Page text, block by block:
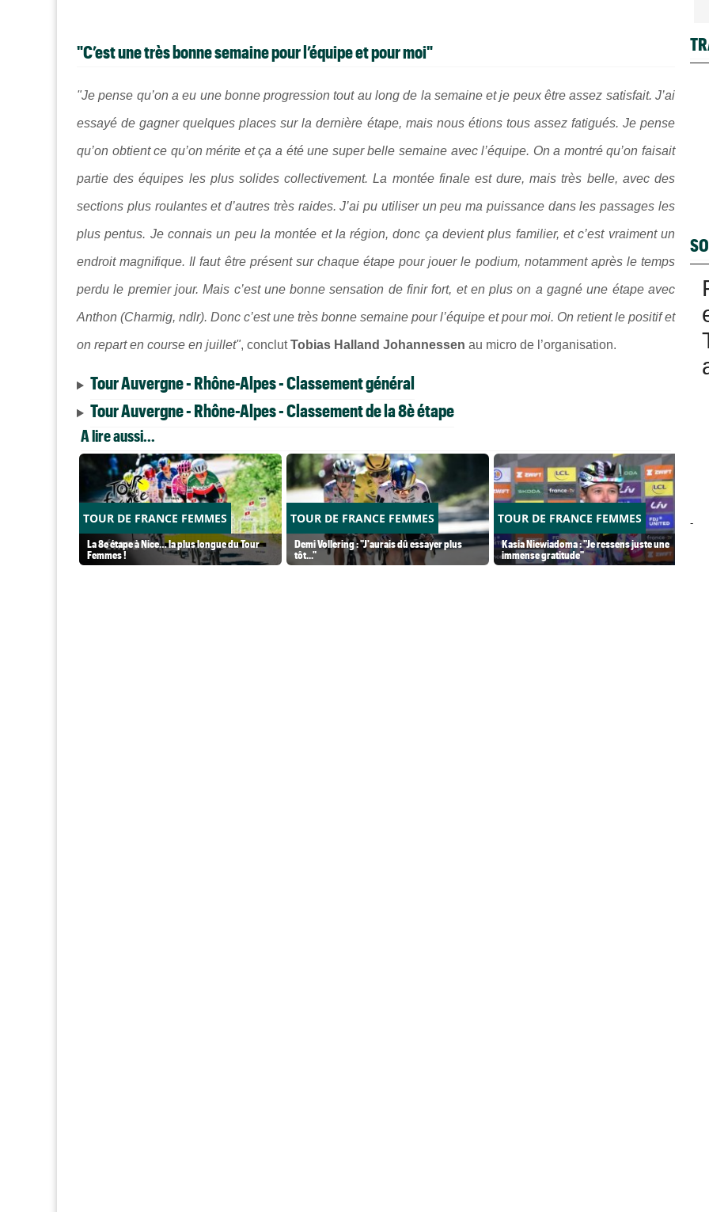
"C’est une très bonne semaine pour l’équipe et pour moi"
"Je pense qu’on a eu une bonne progression tout au long de la semaine et je peux être assez satisfait. J’ai
essayé de gagner quelques places sur la dernière étape, mais nous étions tous assez fatigués. Je pense
qu’on obtient ce qu’on mérite et ça a été une super belle semaine avec l’équipe. On a montré qu’on faisait
partie des équipes les plus solides collectivement. La montée finale est dure, mais très belle, avec des
sections plus roulantes et d’autres très raides. J’ai pu utiliser un peu ma puissance dans les passages les
plus pentus. Je connais un peu la montée et la région, donc ça devient plus familier, et c’est vraiment un
endroit magnifique. Il faut être présent sur chaque étape pour jouer le podium, notamment après le temps
perdu le premier jour. Mais c’est une bonne sensation de finir fort, et en plus on a gagné une étape avec
Anthon (Charmig, ndlr). Donc c’est une très bonne semaine pour l’équipe et pour moi. On retient le positif et
on repart en course en juillet", conclutTobias Halland Johannessen au micro de l’organisation.
Tour Auvergne - Rhône-Alpes - Classement général
Tour Auvergne - Rhône-Alpes - Classement de la 8è étape
A lire aussi...
TOUR DE FRANCE FEMMES
La 8e étape à Nice… la plus longue du Tour
Femmes !
TOUR DE FRANCE FEMMES
Demi Vollering : "J'aurais dû essayer plus
tôt..."
TOUR DE FRANCE FEMMES
Kasia Niewiadoma : "Je ressens juste une
immense gratitude"
-